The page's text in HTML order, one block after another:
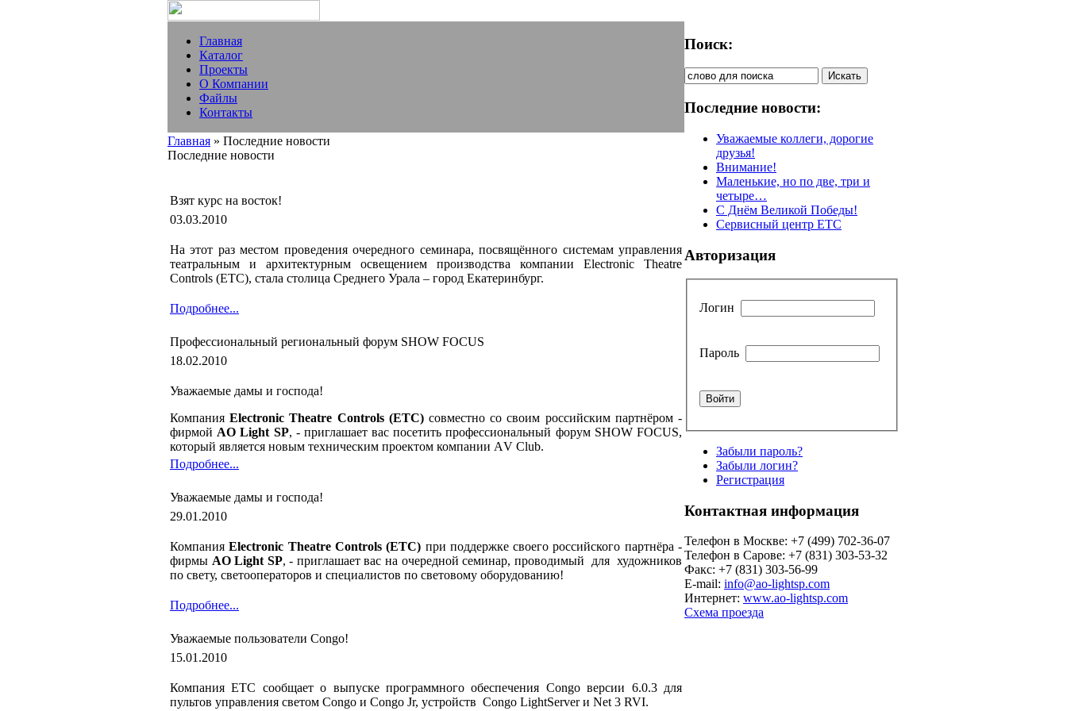
Главная
Каталог
Проекты
О Компании
Файлы
Контакты
Главная » Последние новости
Последние новости
Взят курс на восток!
03.03.2010
На этот раз местом проведения очередного семинара, посвящённого системам управления
театральным и архитектурным освещением производства компании Electronic Theatre
Controls (ETC), стала столица Среднего Урала – город Екатеринбург.
Подробнее...
Профессиональный региональный форум SHOW FOCUS
18.02.2010
Уважаемые дамы и господа!
КомпанияElectronic Theatre Controls (ETC)совместно со своим российским партнёром -
фирмой AO Light SP, - приглашает вас посетить профессиональный форум SHOW FOCUS,
который является новым техническим проектом компании АV Club.
Подробнее...
Уважаемые дамы и господа!
29.01.2010
КомпанияElectronic Theatre Controls (ETC) при поддержке своего российского партнёра -
фирмы AO Light SP, - приглашает вас на очередной семинар, проводимый для художников
по свету, светооператоров и специалистов по световому оборудованию!
Подробнее...
Уважаемые пользователи Congo!
15.01.2010
Компания ЕТС сообщает о выпуске программного обеспечения Congo версии 6.0.3 для
пультов управления светом Congo и Congo Jr, устройств Congo LightServer и Net 3 RVI.
Поиск:
Последние новости:
Уважаемые коллеги, дорогие
друзья!
Внимание!
Маленькие, но по две, три и
четыре…
С Днём Великой Победы!
Сервисный центр ETC
Авторизация
Логин
Пароль
Забыли пароль?
Забыли логин?
Регистрация
Контактная информация
Телефон в Москве: +7 (499) 702-36-07
Телефон в Сарове: +7 (831) 303-53-32
Факс: +7 (831) 303-56-99
E-mail: info@ao-lightsp.com
Интернет: www.ao-lightsp.com
Схема проезда